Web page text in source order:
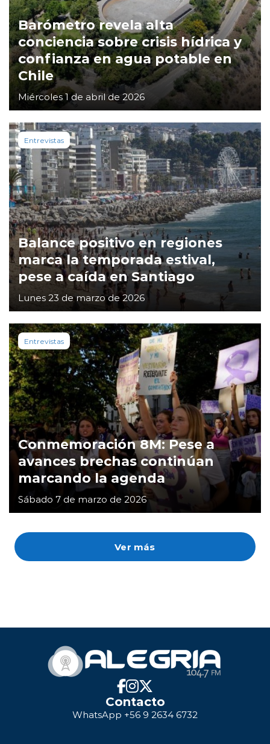
Ver más
Barómetro revela alta
conciencia sobre crisis hídrica y
confianza en agua potable en
Chile
Miércoles 1 de abril de 2026
Entrevistas
Balance positivo en regiones
marca la temporada estival,
pese a caída en Santiago
Lunes 23 de marzo de 2026
Entrevistas
Conmemoración 8M: Pese a
avances brechas continúan
marcando la agenda
Sábado 7 de marzo de 2026
Contacto
WhatsApp +56 9 2634 6732